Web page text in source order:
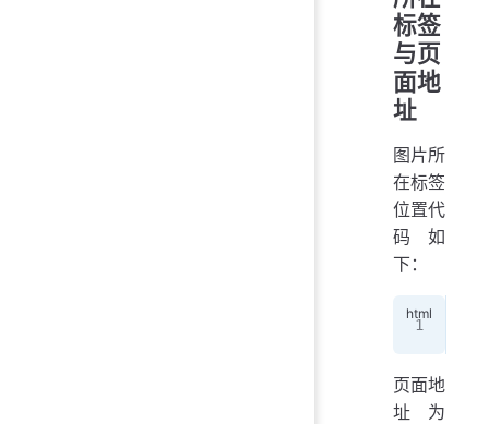
标签
与页
面地
址
图片所
在标签
位置代
码如
下：
页面地
址为